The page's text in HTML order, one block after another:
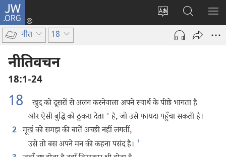
JW.ORG
वेबसाइट
भाषा
लॉग-
इन
(opens
JW.ORG
खोजें
मैन्यू
नीत 18
नीतिवचन
18:1-24
18
खुद को दूसरों से अलग करनेवाला अपने स्वार्थ के पीछे भागता है
और ऐसी बुद्धि को ठुकरा देता *है, जो उसे फायदा पहुँचा सकती है।
2 मूर्ख को समझ की बातें अच्छी नहीं लगतीं,
उसे तो बस अपने मन की कहना पसंद है। 1